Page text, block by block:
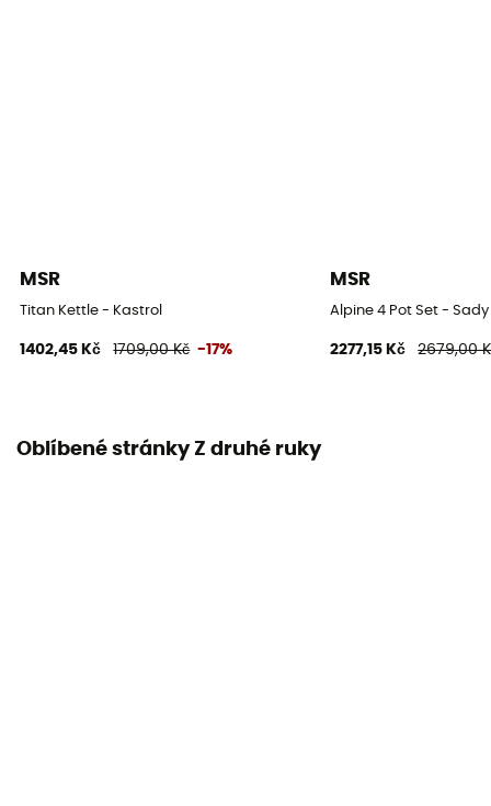
MSR
Titan Kettle - Kastrol
1402,45 Kč 1709,00 Kč -17%
MSR
Alpine 4 Pot Set -
2277,15 Kč 2679,00
Oblíbené stránky Z druhé ruky